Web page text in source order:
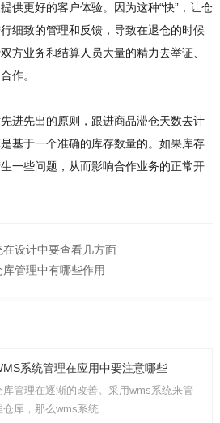
供更好的客户体验。因为这种“快”，让仓
细致的管理和反馈，导致在退仓的时候
方业务和结算人员大量的精力去举证、
作。
进先出的原则，跟进商品滞仓天数去计
基于一个准确的库存数量的。如果库存
一些问题，从而影响合作业务的正常开
设计中要查看几方面
管理中有哪些作用
系统管理在应用中要注意哪些
库管理在逐渐的改善。采用wms系统来管
仓库，那么wms系统...